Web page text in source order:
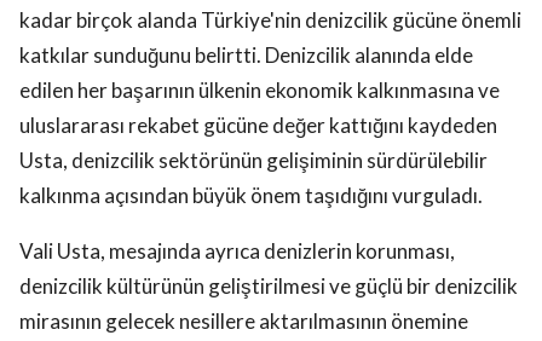
kadar birçok alanda Türkiye'nin denizcilik gücüne önemli
katkılar sunduğunu belirtti. Denizcilik alanında elde
edilen her başarının ülkenin ekonomik kalkınmasına ve
uluslararası rekabet gücüne değer kattığını kaydeden
Usta, denizcilik sektörünün gelişiminin sürdürülebilir
kalkınma açısından büyük önem taşıdığını vurguladı.
Vali Usta, mesajında ayrıca denizlerin korunması,
denizcilik kültürünün geliştirilmesi ve güçlü bir denizcilik
mirasının gelecek nesillere aktarılmasının önemine